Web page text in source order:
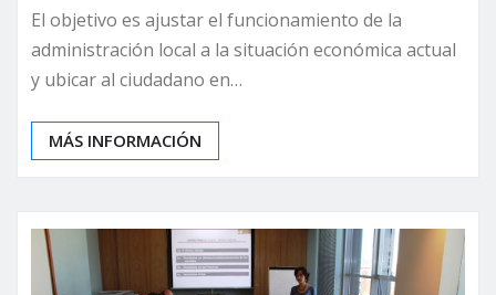
El objetivo es ajustar el funcionamiento de la
administración local a la situación económica actual
y ubicar al ciudadano en…
MÁS INFORMACIÓN